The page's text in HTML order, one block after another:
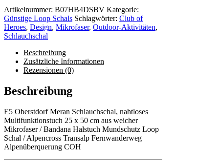
Artikelnummer: B07HB4DSBV Kategorie:
Günstige Loop Schals Schlagwörter: Club of
Heroes, Design, Mikrofaser, Outdoor-Aktivitäten,
Schlauchschal
Beschreibung
Zusätzliche Informationen
Rezensionen (0)
Beschreibung
E5 Oberstdorf Meran Schlauchschal, nahtloses
Multifunktionstuch 25 x 50 cm aus weicher
Mikrofaser / Bandana Halstuch Mundschutz Loop
Schal / Alpencross Transalp Fernwanderweg
Alpenüberquerung COH